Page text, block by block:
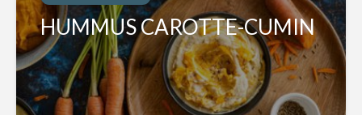
HUMMUS CAROTTE-CUMIN